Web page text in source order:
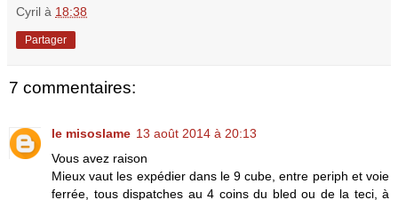
Cyril à 18:38
Partager
7 commentaires:
le misoslame 13 août 2014 à 20:13
Vous avez raison
Mieux vaut les expédier dans le 9 cube, entre periph et voie
ferrée, tous dispatches au 4 coins du bled ou de la teci, à